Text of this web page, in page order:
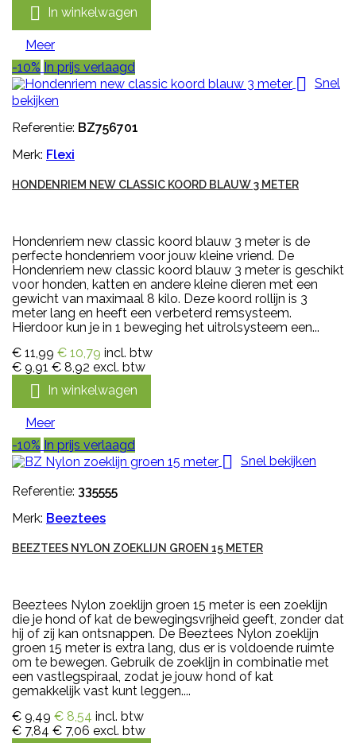
 In winkelwagen
Meer
-10% In prijs verlaagd
 Snel
bekijken
Referentie: BZ756701
Merk: Flexi
HONDENRIEM NEW CLASSIC KOORD BLAUW 3 METER
Hondenriem new classic koord blauw 3 meter is de
perfecte hondenriem voor jouw kleine vriend. De
Hondenriem new classic koord blauw 3 meter is geschikt
voor honden, katten en andere kleine dieren met een
gewicht van maximaal 8 kilo. Deze koord rollijn is 3
meter lang en heeft een verbeterd remsysteem.
Hierdoor kun je in 1 beweging het uitrolsysteem een...
€ 11,99 € 10,79 incl. btw
€ 9,91 € 8,92 excl. btw
 In winkelwagen
Meer
-10% In prijs verlaagd
 Snel bekijken
Referentie: 335555
Merk: Beeztees
BEEZTEES NYLON ZOEKLIJN GROEN 15 METER
Beeztees Nylon zoeklijn groen 15 meter is een zoeklijn
die je hond of kat de bewegingsvrijheid geeft, zonder dat
hij of zij kan ontsnappen. De Beeztees Nylon zoeklijn
groen 15 meter is extra lang, dus er is voldoende ruimte
om te bewegen. Gebruik de zoeklijn in combinatie met
een vastlegspiraal, zodat je jouw hond of kat
gemakkelijk vast kunt leggen....
€ 9,49 € 8,54 incl. btw
€ 7,84 € 7,06 excl. btw